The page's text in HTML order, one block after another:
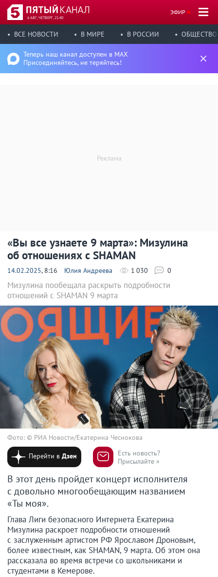
6 АВГ, ЧЕТВЕРГ, 21:40
ЭФИР
ВСЕ НОВОСТИ В МИРЕ В РОССИИ ОБЩЕСТВО
Теперь наш канал доступен в MAX
Присоединяйтесь, не теряйтесь!
«Вы все узнаете 9 марта»: Мизулина
об отношениях с SHAMAN
14.02.2025, 8:16 Юлия Андреева 1 030 0
Мизулина пообещала раскрыть подробности
отношений с SHAMAN 9 марта
Фото: © РИА Новости/Екатерина Чеснокова
Перейти вДзен
Есть новость?
Присылайте »
В этот день пройдет концерт исполнителя
с довольно многообещающим названием
«Ты моя».
Глава Лиги безопасного Интернета Екатерина
Мизулина раскроет подробности отношений
с заслуженным артистом РФ Ярославом Дроновым,
более известным, как SHAMAN, 9 марта. Об этом она
рассказала во время встречи со школьниками и
студентами в Кемерове.